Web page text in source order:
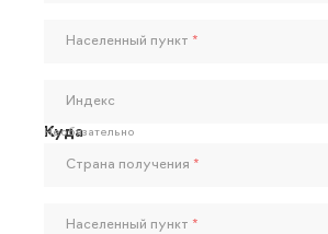
Населенный пункт *
Индекс
Необязательно
Куда
Страна получения *
Населенный пункт *